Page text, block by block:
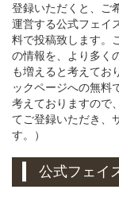
登録いただくと、ご
運営する公式フェイ
料で投稿致します。
の情報を、より多く
も増えると考えてお
ックページへの無料
考えておりますので
てご登録いただき、
す。）
公式フェイ